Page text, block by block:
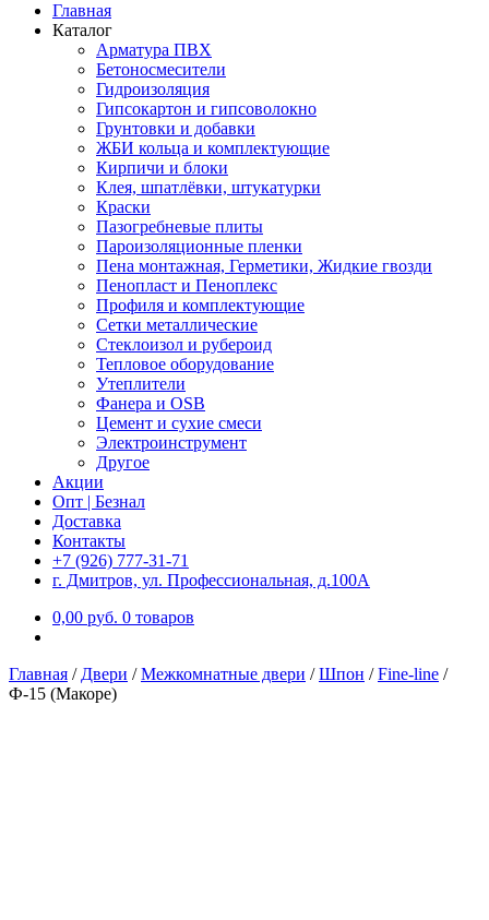
Главная
Каталог
Арматура ПВХ
Бетоносмесители
Гидроизоляция
Гипсокартон и гипсоволокно
Грунтовки и добавки
ЖБИ кольца и комплектующие
Кирпичи и блоки
Клея, шпатлёвки, штукатурки
Краски
Пазогребневые плиты
Пароизоляционные пленки
Пена монтажная, Герметики, Жидкие гвозди
Пенопласт и Пеноплекс
Профиля и комплектующие
Сетки металлические
Стеклоизол и рубероид
Тепловое оборудование
Утеплители
Фанера и OSB
Цемент и сухие смеси
Электроинструмент
Другое
Акции
Опт | Безнал
Доставка
Контакты
+7 (926) 777-31-71
г. Дмитров, ул. Профессиональная, д.100А
0,00 руб. 0 товаров
Главная / Двери /Межкомнатные двери /Шпон /Fine-line /
Ф-15 (Макоре)